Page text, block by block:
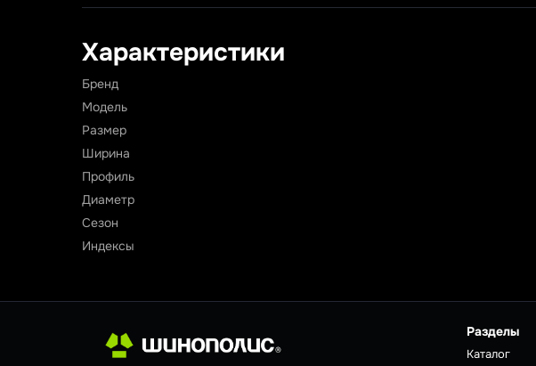
Характеристики
Бренд
Модель
Размер
Ширина
Профиль
Диаметр
Сезон
Индексы
Разделы
Каталог